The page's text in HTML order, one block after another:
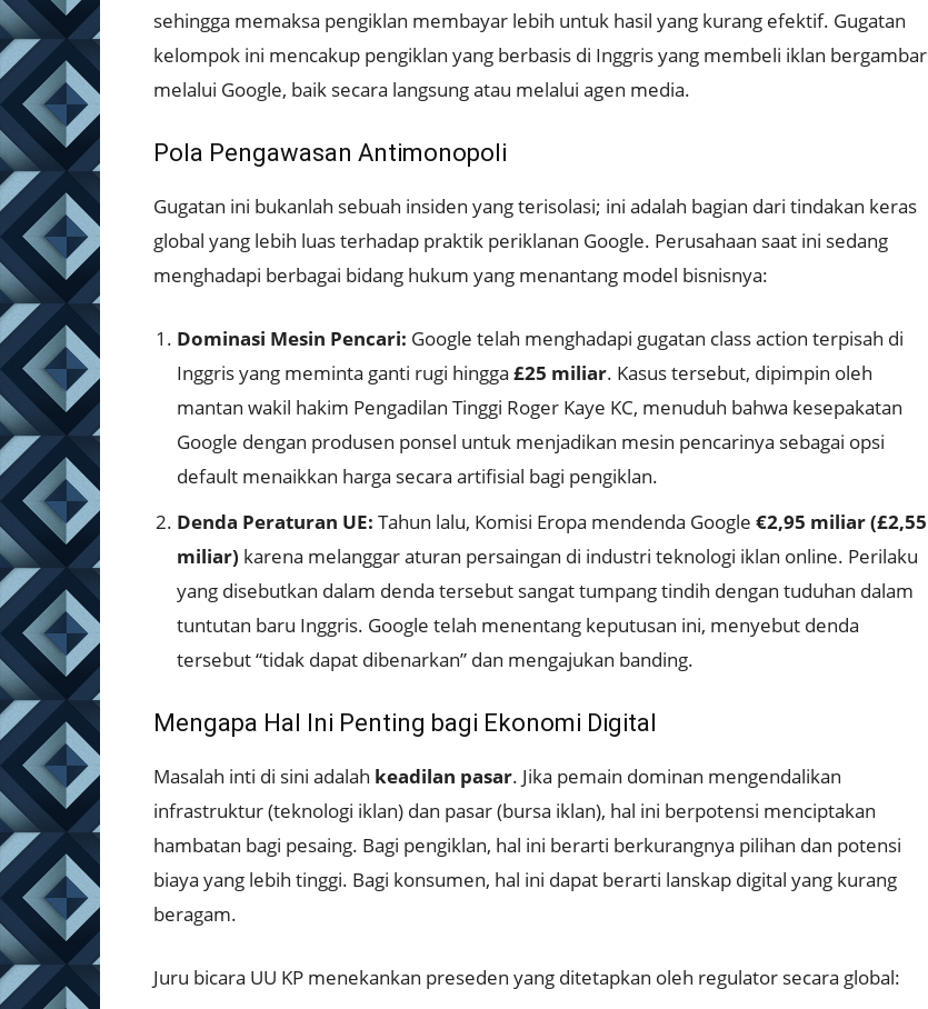
sehingga memaksa pengiklan membayar lebih untuk hasil yang kurang efektif. Gugatan
kelompok ini mencakup pengiklan yang berbasis di Inggris yang membeli iklan bergambar
melalui Google, baik secara langsung atau melalui agen media.
Pola Pengawasan Antimonopoli
Gugatan ini bukanlah sebuah insiden yang terisolasi; ini adalah bagian dari tindakan keras
global yang lebih luas terhadap praktik periklanan Google. Perusahaan saat ini sedang
menghadapi berbagai bidang hukum yang menantang model bisnisnya:
Dominasi Mesin Pencari: Google telah menghadapi gugatan class action terpisah di
Inggris yang meminta ganti rugi hingga £25 miliar. Kasus tersebut, dipimpin oleh
mantan wakil hakim Pengadilan Tinggi Roger Kaye KC, menuduh bahwa kesepakatan
Google dengan produsen ponsel untuk menjadikan mesin pencarinya sebagai opsi
default menaikkan harga secara artifisial bagi pengiklan.
Denda Peraturan UE: Tahun lalu, Komisi Eropa mendenda Google €2,95 miliar (£2,55
miliar) karena melanggar aturan persaingan di industri teknologi iklan online. Perilaku
yang disebutkan dalam denda tersebut sangat tumpang tindih dengan tuduhan dalam
tuntutan baru Inggris. Google telah menentang keputusan ini, menyebut denda
tersebut “tidak dapat dibenarkan” dan mengajukan banding.
Mengapa Hal Ini Penting bagi Ekonomi Digital
Masalah inti di sini adalah keadilan pasar. Jika pemain dominan mengendalikan
infrastruktur (teknologi iklan) dan pasar (bursa iklan), hal ini berpotensi menciptakan
hambatan bagi pesaing. Bagi pengiklan, hal ini berarti berkurangnya pilihan dan potensi
biaya yang lebih tinggi. Bagi konsumen, hal ini dapat berarti lanskap digital yang kurang
beragam.
Juru bicara UU KP menekankan preseden yang ditetapkan oleh regulator secara global: